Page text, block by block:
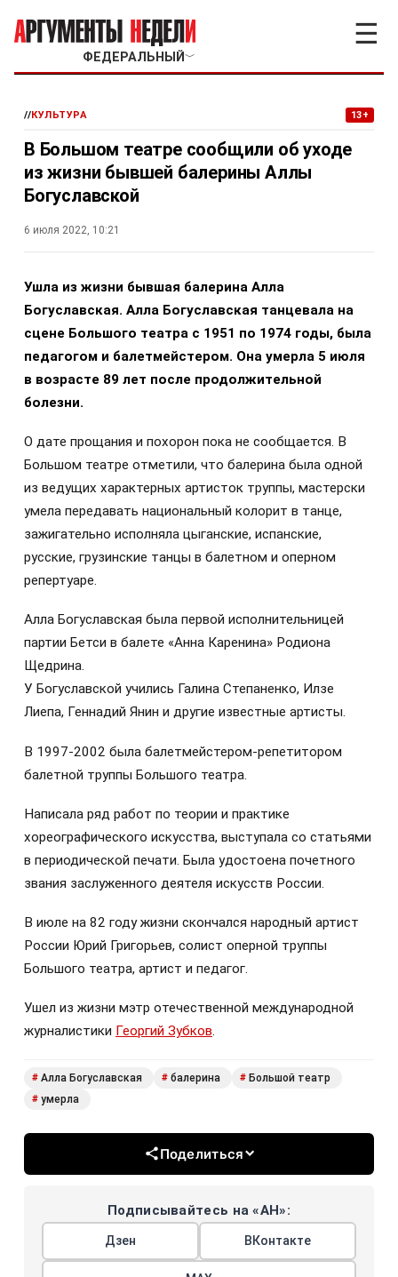
ФЕДЕРАЛЬНЫЙ ﹀
☰
//КУЛЬТУРА 13+
В Большом театре сообщили об уходе
из жизни бывшей балерины Аллы
Богуславской
6 июля 2022, 10:21
Ушла из жизни бывшая балерина Алла
Богуславская. Алла Богуславская танцевала на
сцене Большого театра с 1951 по 1974 годы, была
педагогом и балетмейстером. Она умерла 5 июля
в возрасте 89 лет после продолжительной
болезни.
О дате прощания и похорон пока не сообщается. В
Большом театре отметили, что балерина была одной
из ведущих характерных артисток труппы, мастерски
умела передавать национальный колорит в танце,
зажигательно исполняла цыганские, испанские,
русские, грузинские танцы в балетном и оперном
репертуаре.
Алла Богуславская была первой исполнительницей
партии Бетси в балете «Анна Каренина» Родиона
Щедрина.
У Богуславской учились Галина Степаненко, Илзе
Лиепа, Геннадий Янин и другие известные артисты.
В 1997-2002 была балетмейстером-репетитором
балетной труппы Большого театра.
Написала ряд работ по теории и практике
хореографического искусства, выступала со статьями
в периодической печати. Была удостоена почетного
звания заслуженного деятеля искусств России.
В июле на 82 году жизни скончался народный артист
России Юрий Григорьев, солист оперной труппы
Большого театра, артист и педагог.
Ушел из жизни мэтр отечественной международной
журналистики Георгий Зубков.
# Алла Богуславская # балерина # Большой театр
# умерла
Поделиться
Подписывайтесь на «АН»:
Дзен ВКонтакте